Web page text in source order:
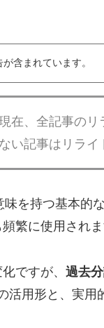
含まれています。
在、全記事の
記事はリライ
を持つ基本的
繁に使用されま
ですが、 過去
用形と、実用